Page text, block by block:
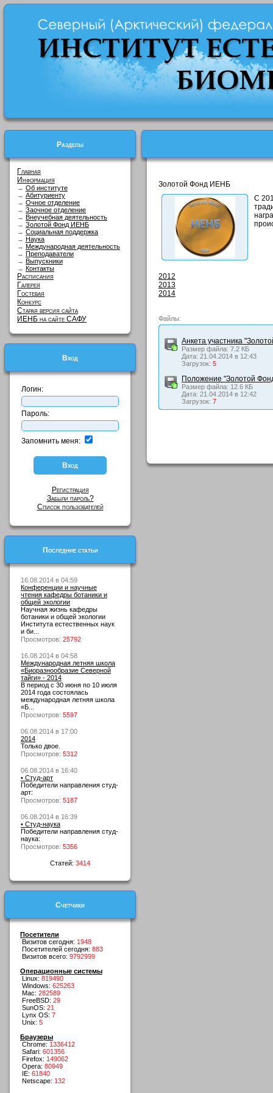
Разделы
Главная
Информация
→ Об институте
→ Абитуриенту
→ Очное отделение
→ Заочное отделение
→ Внеучебная деятельность
→ Золотой Фонд ИЕНБ
→ Социальная поддержка
→ Наука
→ Международная деятельность
→ Преподаватели
→ Выпускники
→ Контакты
Расписания
Галерея
Гостевая
Конкурс
Старая версия сайта
ИЕНБ на сайте САФУ
Вход
Логин:
Пароль:
Запомнить меня:
Регистрация
Забыли пароль?
Список пользователей
Последние статьи
16.08.2014 в 04:59
Конференции и научные
чтения кафедры ботаники и
общей экологии
Научная жизнь кафедры
ботаники и общей экологии
Института естественных наук
и би...
Просмотров: 25792
16.08.2014 в 04:58
Международная летняя школа
«Биоразнообразие Северной
тайги» - 2014
В период с 30 июня по 10 июля
2014 года состоялась
международная летняя школа
«Б...
Просмотров: 5597
06.08.2014 в 17:00
2014
Только двое.
Просмотров: 5312
06.08.2014 в 16:40
• Студ-арт
Победители направления студ-
арт:
Просмотров: 5187
06.08.2014 в 16:39
• Студ-наука
Победители направления студ-
наука:
Просмотров: 5356
Статей: 3414
Счетчики
Посетители
Визитов сегодня: 1948
Посетителей сегодня: 883
Визитов всего: 9792999
Операционные системы
Linux: 819490
Windows: 625263
Mac: 282589
FreeBSD: 29
SunOS: 21
Lynx OS: 7
Unix: 5
Браузеры
Chrome: 1336412
Safari: 601356
Firefox: 149062
Opera: 80949
IE: 61840
Netscape: 132
Золотой Фонд ИЕНБ
С
2012
2013
2014
Файлы:
Анкета участника
Размер файла: 7.2 КБ
Дата: 21.04.2014 в 12:43
Загрузок: 5
Положение "Золотой
Размер файла: 12.6 КБ
Дата: 21.04.2014 в 12:42
Загрузок: 7